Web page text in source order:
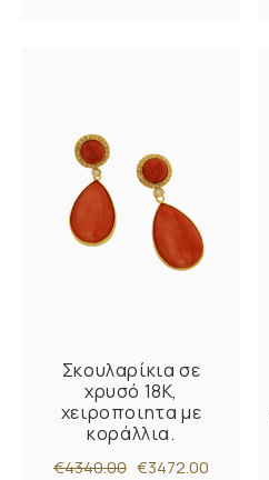
Σκουλαρίκια σε
χρυσό 18Κ,
χειροποιητα με
κοράλλια.
€4340.00 €3472.00